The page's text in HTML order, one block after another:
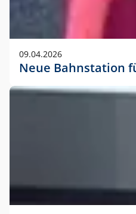
09.04.2026
Neue Bahnstation